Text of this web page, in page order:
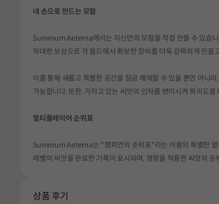
내 손으로 만드는 모험
Summum Aeterna에서는 자신만의 모험을 직접 만들 수 있습
막대한 보상으로 각 월드에서 확보한 장비를 더욱 강력하게 만들
이를 통해 새롭고 특별한 공간을 잠금 해제할 수 있을 뿐만 아니
가능합니다. 또한, 가지고 있는 씨앗의 인자를 변이시켜 희귀도
멀티플레이어 순위표
Summum Aeterna는 "챔피언의 순위표"라는 이름의 특별한 멀
레벨의 씨앗을 완료한 기록이 표시되며, 영향을 적용한 씨앗의
상품 후기